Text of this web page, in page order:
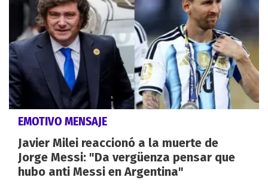
EMOTIVO MENSAJE
Javier Milei reaccionó a la muerte de
Jorge Messi: "Da vergüenza pensar que
hubo anti Messi en Argentina"